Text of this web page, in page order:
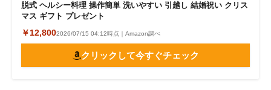
脱式 ヘルシー料理 操作簡単 洗いやすい 引越し 結婚祝い クリス
マス ギフト プレゼント
￥12,8002026/07/15 04:12時点｜Amazon調べ
クリックして今すぐチェック